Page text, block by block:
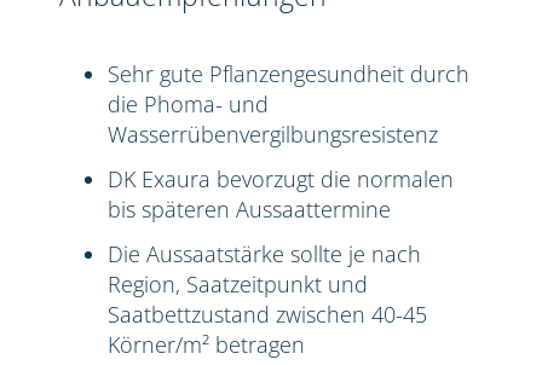
Sehr gute Pflanzengesundheit durch
die Phoma- und
Wasserrübenvergilbungsresistenz
DK Exaura bevorzugt die normalen
bis späteren Aussaattermine
Die Aussaatstärke sollte je nach
Region, Saatzeitpunkt und
Saatbettzustand zwischen 40-45
Körner/m² betragen